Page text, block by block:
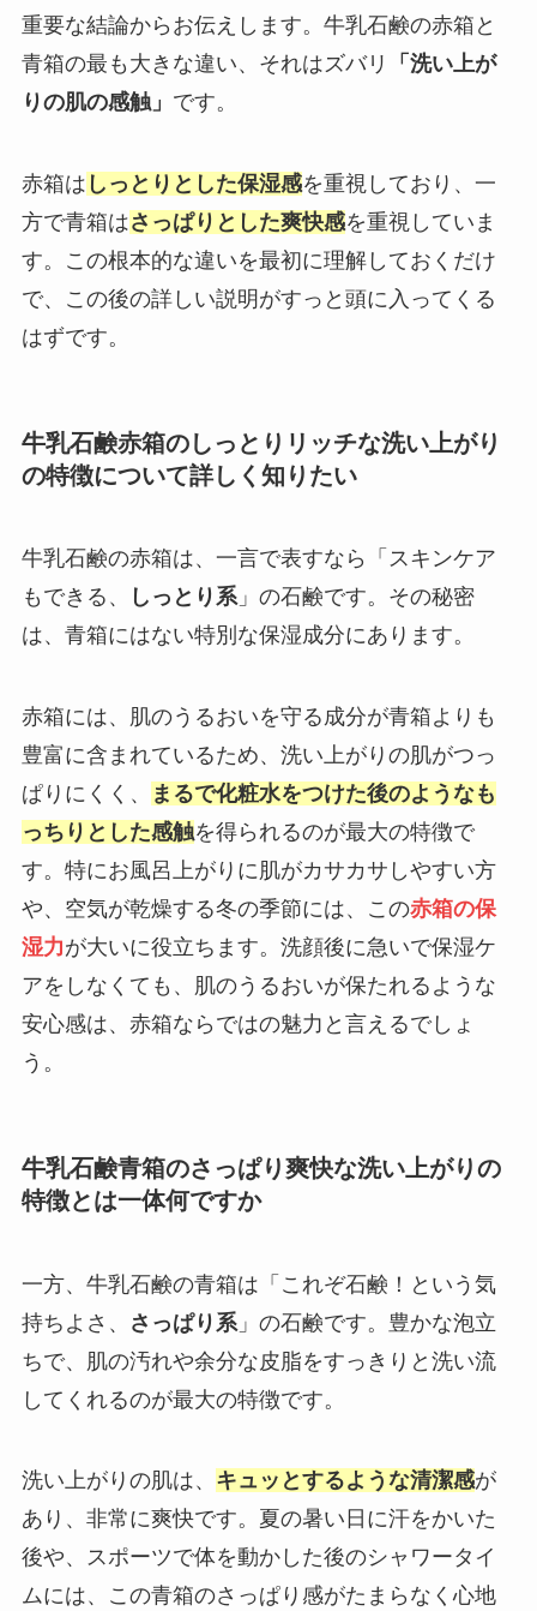
重要な結論からお伝えします。牛乳石鹸の赤箱と
青箱の最も大きな違い、それはズバリ
「洗い上が
りの肌の感触」 です。
赤箱は しっとりとした保湿感を重視しており、一
方で青箱はさっぱりとした爽快感を重視していま
す。この根本的な違いを最初に理解しておくだけ
で、この後の詳しい説明がすっと頭に入ってくる
はずです。
牛乳石鹸赤箱のしっとりリッチな洗い上がり
の特徴について詳しく知りたい
牛乳石鹸の赤箱は、一言で表すなら「スキンケア
もできる、
しっとり系」の石鹸です。その秘密
は、青箱にはない特別な保湿成分にあります。
赤箱には、肌のうるおいを守る成分が青箱よりも
豊富に含まれているため、洗い上がりの肌がつっ
ぱりにくく、
まるで化粧水をつけた後のようなも
っちりとした感触を得られるのが最大の特徴で
す。特にお風呂上がりに肌がカサカサしやすい方
や、空気が乾燥する冬の季節には、この赤箱の保
湿力が大いに役立ちます。洗顔後に急いで保湿ケ
アをしなくても、肌のうるおいが保たれるような
安心感は、赤箱ならではの魅力と言えるでしょ
う。
牛乳石鹸青箱のさっぱり爽快な洗い上がりの
特徴とは一体何ですか
一方、牛乳石鹸の青箱は「これぞ石鹸！という気
持ちよさ、
さっぱり系」の石鹸です。豊かな泡立
ちで、肌の汚れや余分な皮脂をすっきりと洗い流
してくれるのが最大の特徴です。
洗い上がりの肌は、 キュッとするような清潔感が
あり、非常に爽快です。夏の暑い日に汗をかいた
後や、スポーツで体を動かした後のシャワータイ
ムには、この青箱のさっぱり感がたまらなく心地